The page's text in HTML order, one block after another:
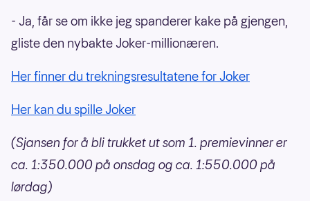
- Ja, får se om ikke jeg spanderer kake på gjengen,
gliste den nybakte Joker-millionæren.
Her finner du trekningsresultatene for Joker
Her kan du spille Joker
(Sjansen for å bli trukket ut som 1. premievinner er
ca. 1:350.000 på onsdag og ca. 1:550.000 på
lørdag)